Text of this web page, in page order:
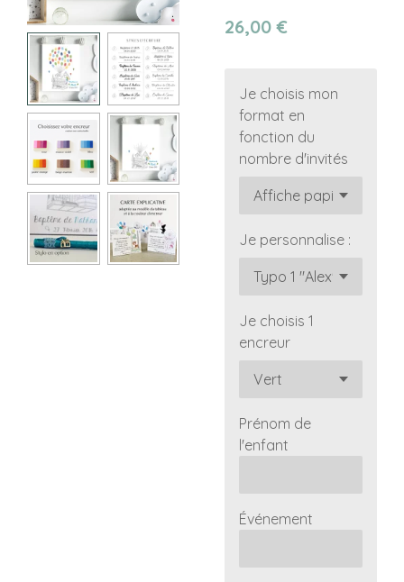
26,00 €
Je choisis mon
format en
fonction du
nombre d'invités
Je personnalise :
Je choisis 1
encreur
Prénom de
l'enfant
Événement